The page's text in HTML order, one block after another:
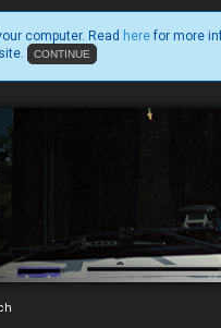
computer. Read here for more